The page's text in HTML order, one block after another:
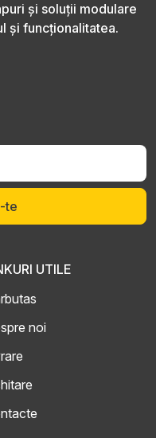
și soluții modulare
și funcționalitatea.
UTILE
noi
te